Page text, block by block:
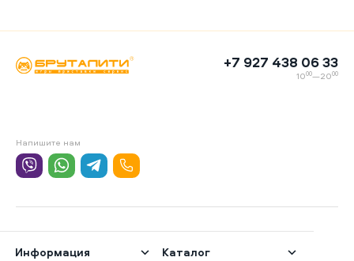
Информация Каталог
+7 927 438 06 33
1000—2000
Напишите нам